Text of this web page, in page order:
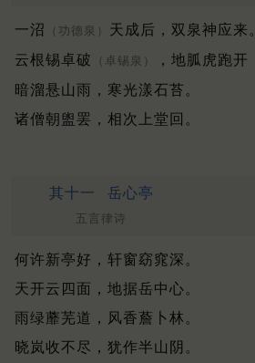
一沼 （功德泉） 天成后，双泉神应来
云根锡卓破
（卓锡泉） ，地胍虎跑开
暗溜悬山雨，寒光漾石苔。
诸僧朝盥罢，相次上堂回。
其十一 岳心亭
五言律诗
何许新亭好，轩窗窈窕深。
天开云四面，地据岳中心。
雨绿蘼芜道，风香薝卜林。
晓岚收不尽，犹作半山阴。